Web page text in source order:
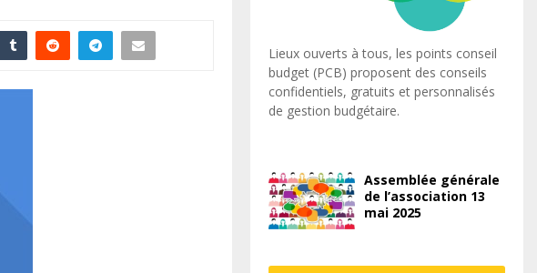
Lieux ouverts à tous, les points conseil
budget (PCB) proposent des conseils
confidentiels, gratuits et personnalisés
de gestion budgétaire.
Assemblée générale
de l’association 13
mai 2025